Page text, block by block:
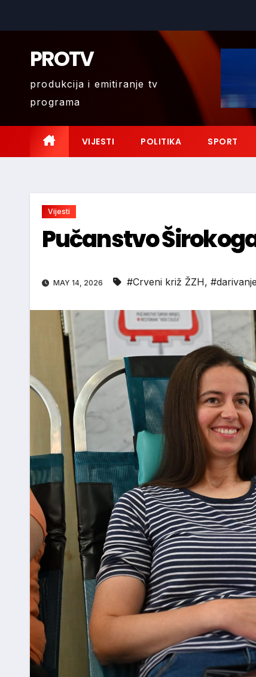
PROTV
produkcija i emitiranje tv
programa
VIJESTI POLITIKA SPORT
Vijesti
Pučanstvo
MAY 14, 2026 #Crveni križ ŽZH,